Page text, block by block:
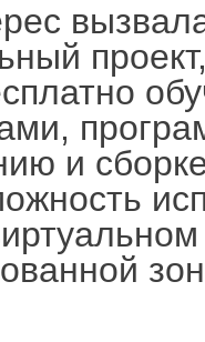
и